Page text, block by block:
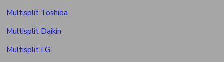
Multisplit Toshiba
Multisplit Daikin
Multisplit LG